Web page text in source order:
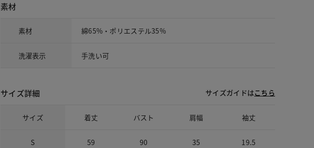
素材
素材 綿65%・ポリエステル35%
洗濯表示 手洗い可
サイズ詳細 サイズガイドはこちら
サイズ 着丈 バスト 肩幅 袖丈
S 59 90 35 19.5